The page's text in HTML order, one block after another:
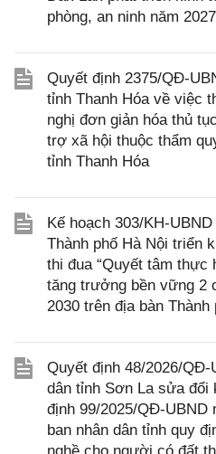
phòng, an ninh năm
Quyết định 2375/QĐ-
tỉnh Thanh Hóa về việc
nghị đơn giản hóa thủ
trợ xã hội thuộc thẩm
tỉnh Thanh Hóa
Kế hoạch 303/KH-
Thành phố Hà Nội triển
thi đua “Quyết tâm thực
tăng trưởng bền vững 2
2030 trên địa bàn Thành
Quyết định 48/2026/QĐ-
dân tỉnh Sơn La sửa đổi
định 99/2025/QĐ-UBND
ban nhân dân tỉnh quy